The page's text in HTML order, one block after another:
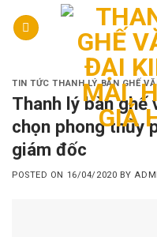
TIN TỨC THANH LÝ BÀN GHẾ
Thanh lý bàn ghế
chọn phong thủy
giám đốc
POSTED ON 16/04/2020 BY